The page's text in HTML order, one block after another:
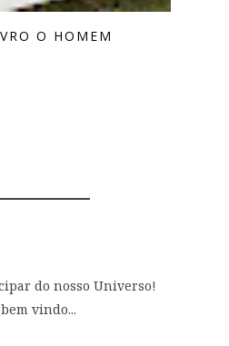
O HOMEM
do nosso Universo!
vindo...